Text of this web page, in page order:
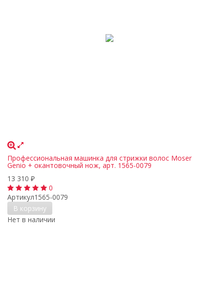
Профессиональная машинка для стрижки волос Moser
Genio + окантовочный нож, арт. 1565-0079
13 310 ₽
0
Артикул1565-0079
В корзину
Нет в наличии